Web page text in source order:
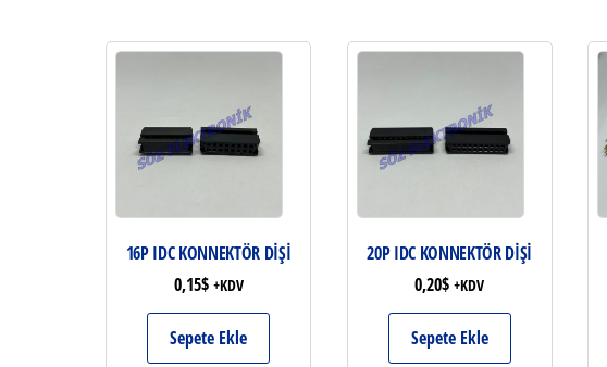
16P IDC KONNEKTÖR DİŞİ
0,15$ +KDV
Sepete Ekle
20P IDC KONNEKTÖR DİŞİ
0,20$ +KDV
Sepete Ekle